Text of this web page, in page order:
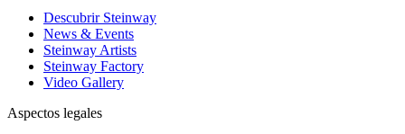
Descubrir Steinway
News & Events
Steinway Artists
Steinway Factory
Video Gallery
Aspectos legales